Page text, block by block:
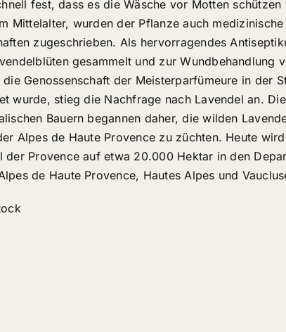
fest, dass es die Wäsche vor Motten schützen
Mittelalter, wurden der Pflanze auch medizinische
zugeschrieben. Als hervorragendes
gesammelt und zur Wundbehandlung
die Genossenschaft der Meisterparfümeure in der
wurde, stieg die Nachfrage nach Lavendel an. Die
Bauern begannen daher, die wilden
Alpes de Haute Provence zu züchten. Heute
der Provence auf etwa 20.000 Hektar in den
de Haute Provence, Hautes Alpes und